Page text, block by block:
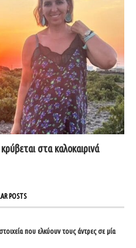
στα καλοκαιρινά
POSTS
που ελκύουν τους άντρες σε μία